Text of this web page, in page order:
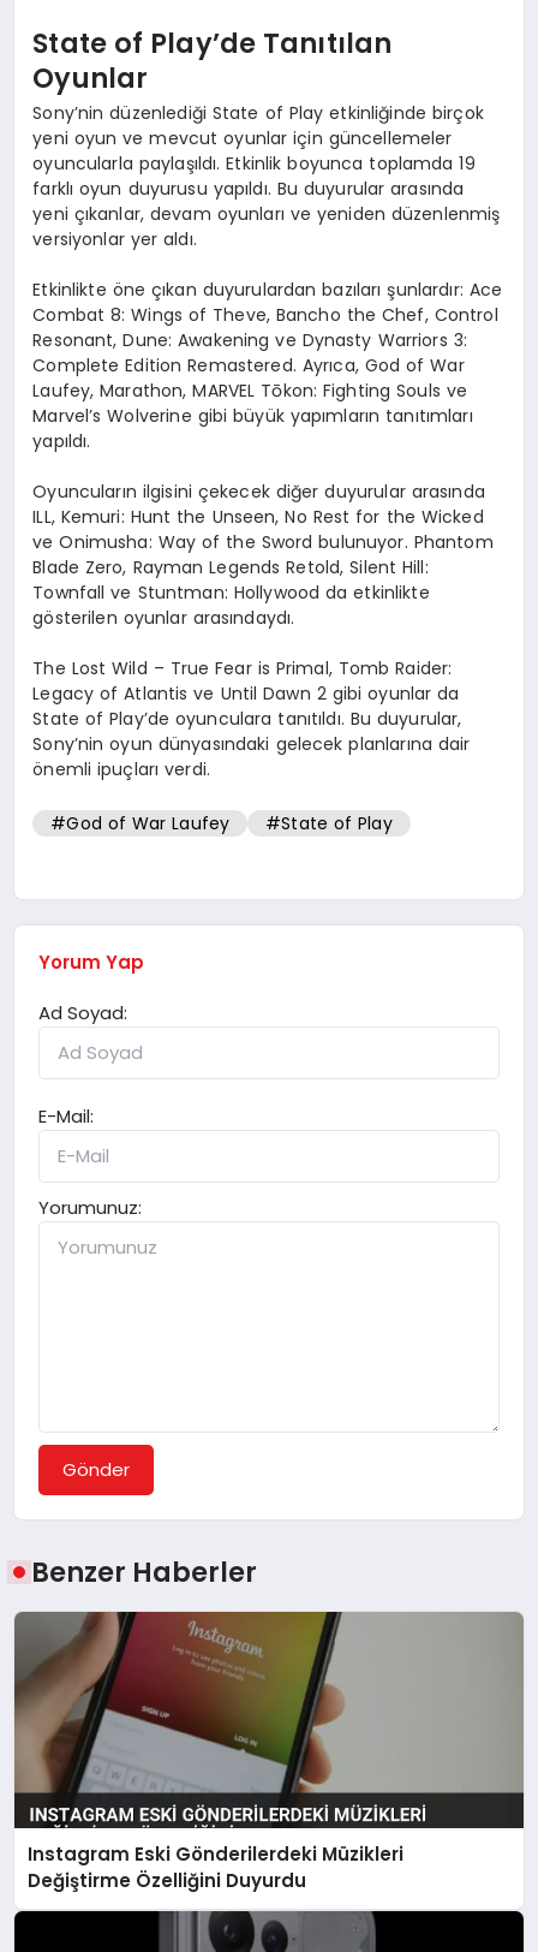
State of Play’de Tanıtılan
Oyunlar
Sony’nin düzenlediği State of Play etkinliğinde birçok
yeni oyun ve mevcut oyunlar için güncellemeler
oyuncularla paylaşıldı. Etkinlik boyunca toplamda 19
farklı oyun duyurusu yapıldı. Bu duyurular arasında
yeni çıkanlar, devam oyunları ve yeniden düzenlenmiş
versiyonlar yer aldı.
Etkinlikte öne çıkan duyurulardan bazıları şunlardır: Ace
Combat 8: Wings of Theve, Bancho the Chef, Control
Resonant, Dune: Awakening ve Dynasty Warriors 3:
Complete Edition Remastered. Ayrıca, God of War
Laufey, Marathon, MARVEL Tōkon: Fighting Souls ve
Marvel’s Wolverine gibi büyük yapımların tanıtımları
yapıldı.
Oyuncuların ilgisini çekecek diğer duyurular arasında
ILL, Kemuri: Hunt the Unseen, No Rest for the Wicked
ve Onimusha: Way of the Sword bulunuyor. Phantom
Blade Zero, Rayman Legends Retold, Silent Hill:
Townfall ve Stuntman: Hollywood da etkinlikte
gösterilen oyunlar arasındaydı.
The Lost Wild – True Fear is Primal, Tomb Raider:
Legacy of Atlantis ve Until Dawn 2 gibi oyunlar da
State of Play’de oyunculara tanıtıldı. Bu duyurular,
Sony’nin oyun dünyasındaki gelecek planlarına dair
önemli ipuçları verdi.
#God of War Laufey #State of Play
Yorum Yap
Ad Soyad:
E-Mail:
Yorumunuz:
Gönder
Benzer Haberler
Instagram Eski Gönderilerdeki Müzikleri
Değiştirme Özelliğini Duyurdu